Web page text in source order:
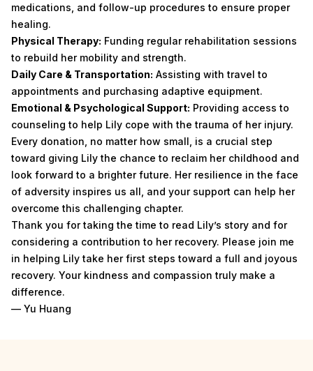
medications, and follow-up procedures to ensure proper
healing.
Physical Therapy: Funding regular rehabilitation sessions
to rebuild her mobility and strength.
Daily Care & Transportation: Assisting with travel to
appointments and purchasing adaptive equipment.
Emotional & Psychological Support: Providing access to
counseling to help Lily cope with the trauma of her injury.
Every donation, no matter how small, is a crucial step
toward giving Lily the chance to reclaim her childhood and
look forward to a brighter future. Her resilience in the face
of adversity inspires us all, and your support can help her
overcome this challenging chapter.
Thank you for taking the time to read Lily’s story and for
considering a contribution to her recovery. Please join me
in helping Lily take her first steps toward a full and joyous
recovery. Your kindness and compassion truly make a
difference.
— Yu Huang